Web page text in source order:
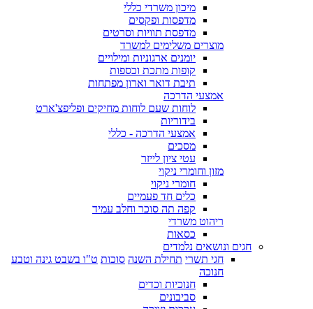
מיכון משרדי כללי
מדפסות ופקסים
מדפסת תוויות וסרטים
מוצרים משלימים למשרד
יומנים ארגוניות ומילויים
קופות מתכת וכספות
תיבת דואר וארון מפתחות
אמצעי הדרכה
לוחות שעם לוחות מחיקים ופליפצ'ארט
בידוריות
אמצעי הדרכה - כללי
מסכים
עטי ציון לייזר
מזון וחומרי ניקוי
חומרי ניקוי
כלים חד פעמיים
קפה תה סוכר וחלב עמיד
ריהוט משרדי
כסאות
חגים ונושאים נלמדים
חגי תשרי תחילת השנה סוכות ט"ו בשבט גינה וטבע
חנוכה
חנוכיות וכדים
סביבונים